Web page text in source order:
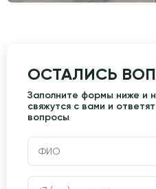
ОСТАЛИСЬ
Заполните формы ниже и
свяжутся с вами и
вопросы